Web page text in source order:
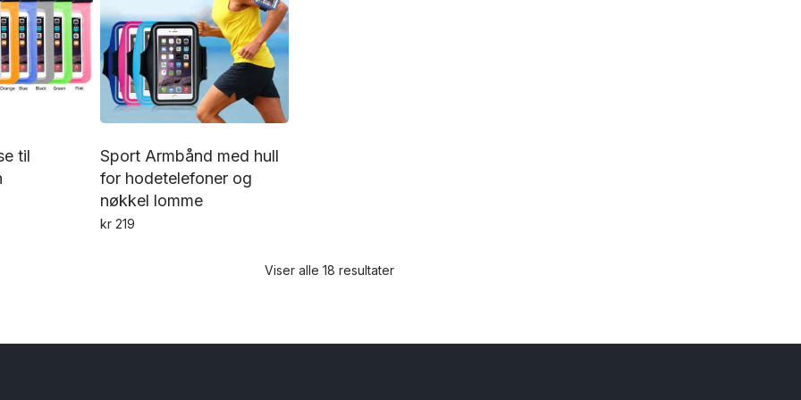
til
varianter.
Sport Armbånd med hull
for hodetelefoner og
nøkkel lomme
kr219
varianter.
Viser alle 18 resultater